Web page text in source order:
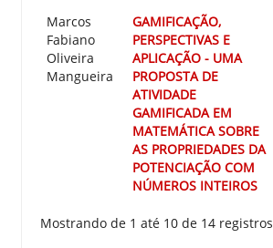
Marcos
Fabiano
Oliveira
Mangueira
GAMIFICAÇÃO,
PERSPECTIVAS E
APLICAÇÃO - UMA
PROPOSTA DE
ATIVIDADE
GAMIFICADA EM
MATEMÁTICA SOBRE
AS PROPRIEDADES DA
POTENCIAÇÃO COM
NÚMEROS INTEIROS
Mostrando de 1 até 10 de 14 registros